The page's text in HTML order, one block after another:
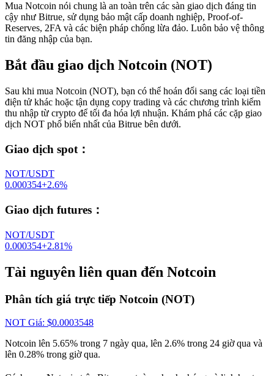
Mua Notcoin nói chung là an toàn trên các sàn giao dịch đáng tin
cậy như Bitrue, sử dụng bảo mật cấp doanh nghiệp, Proof-of-
Reserves, 2FA và các biện pháp chống lừa đảo. Luôn bảo vệ thông
tin đăng nhập của bạn.
Bắt đầu giao dịch Notcoin (NOT)
Sau khi mua Notcoin (NOT), bạn có thể hoán đổi sang các loại tiền
điện tử khác hoặc tận dụng copy trading và các chương trình kiếm
thu nhập từ crypto để tối đa hóa lợi nhuận. Khám phá các cặp giao
dịch NOT phổ biến nhất của Bitrue bên dưới.
Giao dịch spot ：
NOT/USDT
0.000354+2.6%
Giao dịch futures ：
NOT/USDT
0.000354+2.81%
Tài nguyên liên quan đến Notcoin
Phân tích giá trực tiếp Notcoin (NOT)
NOT Giá: $0.0003548
Notcoin lên 5.65% trong 7 ngày qua, lên 2.6% trong 24 giờ qua và
lên 0.28% trong giờ qua.